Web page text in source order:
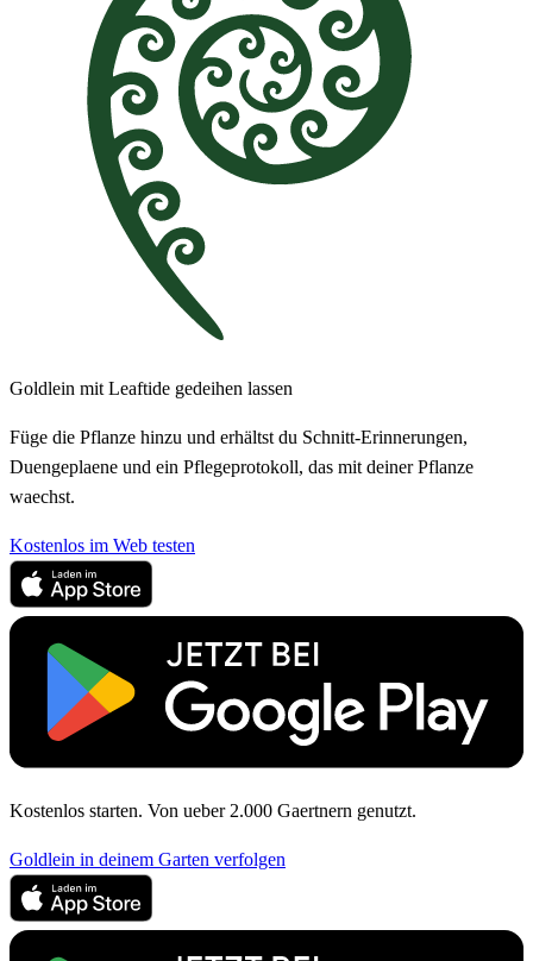
Goldlein mit Leaftide gedeihen lassen
Füge die Pflanze hinzu und erhältst du Schnitt-Erinnerungen,
Duengeplaene und ein Pflegeprotokoll, das mit deiner Pflanze
waechst.
Kostenlos im Web testen
Kostenlos starten. Von ueber 2.000 Gaertnern genutzt.
Goldlein in deinem Garten verfolgen